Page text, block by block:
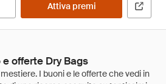
Attiva premi
offerte Dry Bags